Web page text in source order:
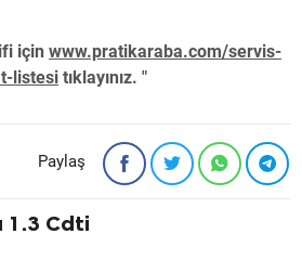
için www.pratikaraba.com/servis-
listesi tıklayınız. "
Paylaş
1.3 Cdti